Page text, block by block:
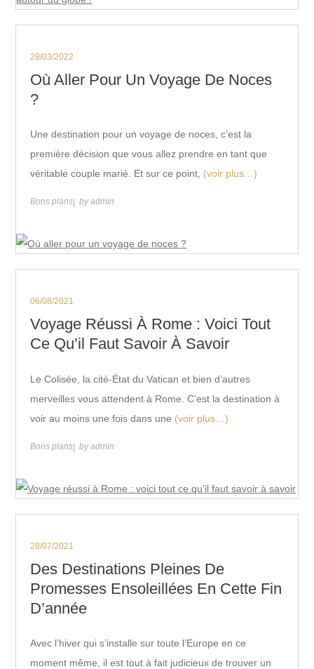
Posted
on
28/03/2022
Où Aller Pour Un Voyage De Noces
?
Une destination pour un voyage de noces, c’est la
première décision que vous allez prendre en tant que
véritable couple marié. Et sur ce point, (voir plus…)
Bons plans byadmin
Posted
on
06/08/2021
Voyage Réussi À Rome : Voici Tout
Ce Qu’il Faut Savoir À Savoir
Le Colisée, la cité-État du Vatican et bien d’autres
merveilles vous attendent à Rome. C’est la destination à
voir au moins une fois dans une (voir plus…)
Bons plans byadmin
Posted
on
28/07/2021
Des Destinations Pleines De
Promesses Ensoleillées En Cette Fin
D’année
Avec l’hiver qui s’installe sur toute l’Europe en ce
moment même, il est tout à fait judicieux de trouver un